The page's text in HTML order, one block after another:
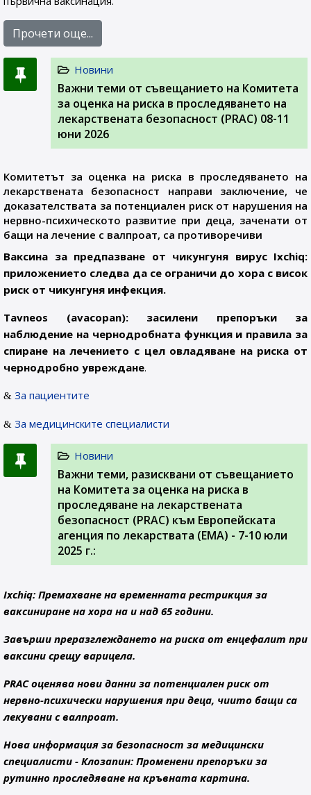
Прочети още...
Новини
Важни теми от съвещанието на Комитета
за оценка на риска в проследяването на
лекарствената безопасност (PRAC) 08-11
юни 2026
Комитетът за оценка на риска в проследяването на
лекарствената безопасност направи заключение, че
доказателствата за потенциален риск от нарушения на
нервно-психическото развитие при деца, заченати от
бащи на лечение с валпроат, са противоречиви
Ваксина за предпазване от чикунгуня вирус Ixchiq:
приложението следва да се ограничи до хора с висок
риск от чикунгуня инфекция.
Tavneos (avacopan): засилени препоръки за
наблюдение на чернодробната функция и правила за
спиране на лечението с цел овладяване на риска от
чернодробно увреждане.
За пациентите
За медицинските специалисти
Новини
Важни теми, разисквани от съвещанието
на Комитета за оценка на риска в
проследяване на лекарствената
безопасност (PRAC) към Европейската
агенция по лекарствата (ЕМА) - 7-10 юли
2025 г.:
Ixchiq: Премахване на временната рестрикция за
ваксиниране на хора на и над 65 години.
Завърши преразглеждането на риска от енцефалит при
ваксини срещу варицела.
PRAC оценява нови данни за потенциален риск от
нервно-психически нарушения при деца, чиито бащи са
лекувани с валпроат.
Нова информация за безопасност за медицински
специалисти - Клозапин: Променени препоръки за
рутинно проследяване на кръвната картина.